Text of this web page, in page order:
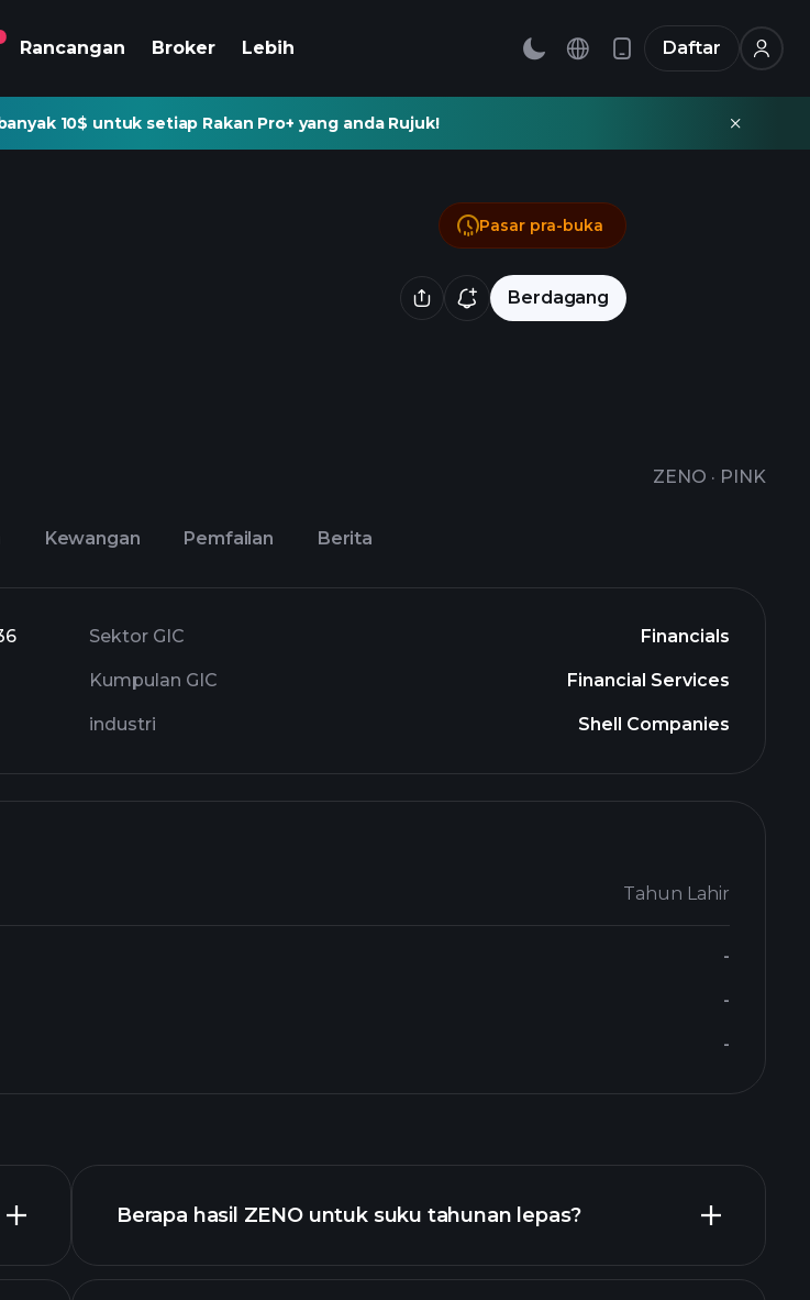
Rancangan Broker Lebih Daftar
10$ untuk setiap Rakan Pro+ yang anda Rujuk!
Berdagang
ZENO · PINK
Pasar pra-buka
Kewangan Pemfailan Berita
Sektor GIC Financials
Kumpulan GIC Financial Services
industri Shell Companies
Tahun Lahir
-
-
-
Berapa hasil ZENO untuk suku tahunan lepas?